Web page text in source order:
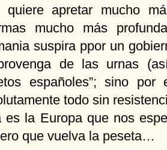
quiere apretar mucho
mucho más
suspira ppor un
de las urnas
españoles”; sino
todo sin
es la Europa que nos
que vuelva la peseta…